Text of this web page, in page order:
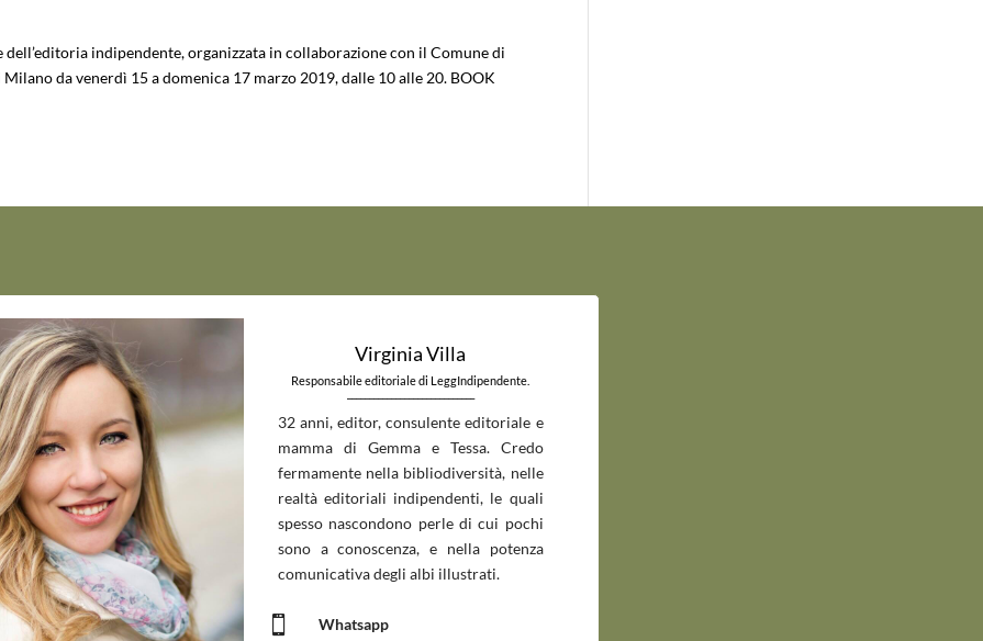
indipendente, organizzata in collaborazione con il Comune di
da venerdì 15 a domenica 17 marzo 2019, dalle 10 alle 20. BOOK
Virginia Villa
Responsabile editoriale di LeggIndipendente.
_____________________________
32 anni, editor, consulente editoriale e
mamma di Gemma e Tessa. Credo
fermamente nella bibliodiversità, nelle
realtà editoriali indipendenti, le quali
spesso nascondono perle di cui pochi
sono a conoscenza, e nella potenza
comunicativa degli albi illustrati.
 Whatsapp